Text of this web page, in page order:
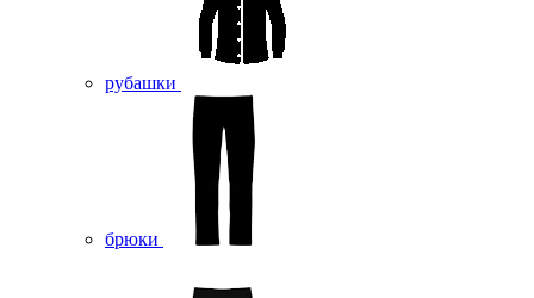
рубашки
брюки